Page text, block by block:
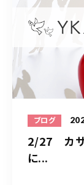
ブログ
2/27 カサ
に...